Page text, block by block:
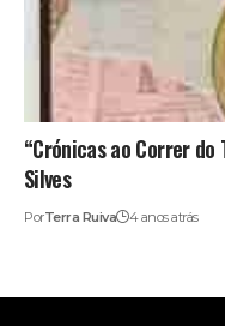
“Crónicas ao Correr do
Silves
PorTerra Ruiva 4 anos atrás